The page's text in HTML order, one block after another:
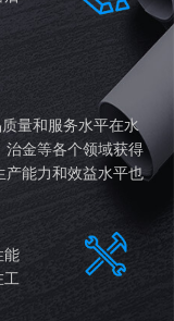
量和服务水平在水
治金等各个领域获得
产能力和效益水平也
能
工